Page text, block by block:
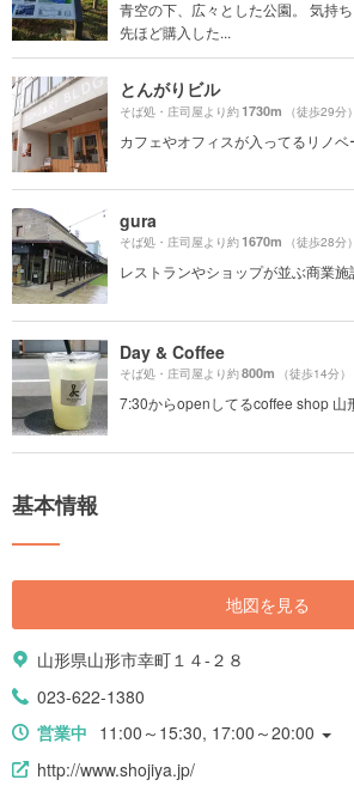
青空の下、広々とした公園。 気持
先ほど購入した...
とんがりビル
そば処・庄司屋より約1730m （徒歩29分）
カフェやオフィスが入ってるリノベ
gura
そば処・庄司屋より約1670m （徒歩28分）
レストランやショップが並ぶ商業施
Day & Coffee
そば処・庄司屋より約800m （徒歩14分）
7:30からopenしてるcoffee shop 山
基本情報
地図を見る
山形県山形市幸町１４-２８
023-622-1380
営業中 11:00～15:30, 17:00～20:00
http://www.shojiya.jp/